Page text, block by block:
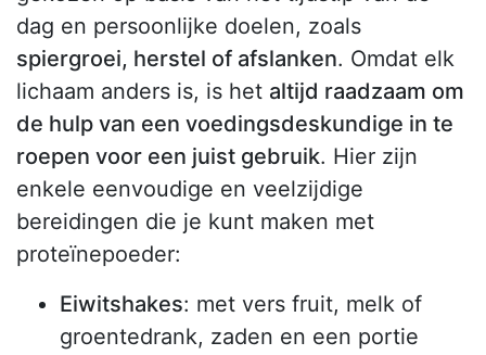
dag en persoonlijke doelen, zoals
spiergroei, herstel of afslanken. Omdat elk
lichaam anders is, is het altijd raadzaam om
de hulp van een voedingsdeskundige in te
roepen voor een juist gebruik. Hier zijn
enkele eenvoudige en veelzijdige
bereidingen die je kunt maken met
proteïnepoeder:
Eiwitshakes: met vers fruit, melk of
groentedrank, zaden en een portie